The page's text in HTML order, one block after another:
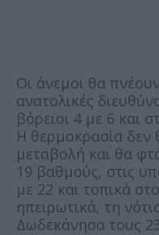
Οι άνεμοι θα
ανατολικές
βόρειοι 4 με 6 και
Η θερμοκρασία δεν
μεταβολή και θα
19 βαθμούς, στις
με 22 και τοπικά
ηπειρωτικά, τη
Δωδεκάνησα τους